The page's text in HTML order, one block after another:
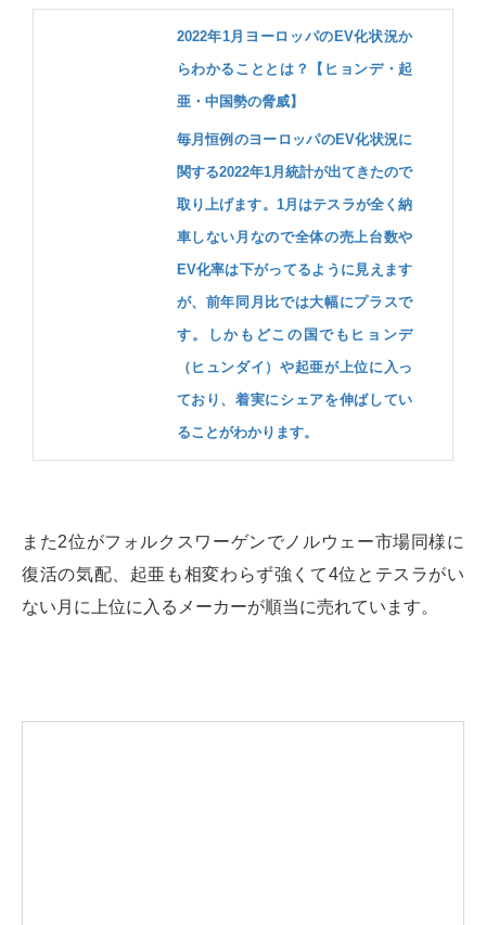
2022年1月ヨーロッパのEV化状況か
らわかることとは？【ヒョンデ・起
亜・中国勢の脅威】
毎月恒例のヨーロッパのEV化状況に
関する2022年1月統計が出てきたので
取り上げます。1月はテスラが全く納
車しない月なので全体の売上台数や
EV化率は下がってるように見えます
が、前年同月比では大幅にプラスで
す。しかもどこの国でもヒョンデ
（ヒュンダイ）や起亜が上位に入っ
ており、着実にシェアを伸ばしてい
ることがわかります。
また2位がフォルクスワーゲンでノルウェー市場同様に
復活の気配、起亜も相変わらず強くて4位とテスラがい
ない月に上位に入るメーカーが順当に売れています。